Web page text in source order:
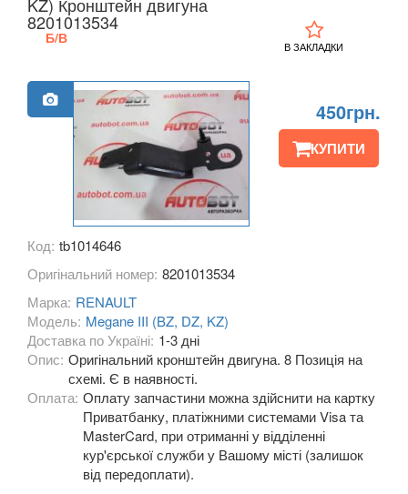
KIA
LAND ROVER
LEXUS
MAZDA
MINI
MITSUBISHI keyboard_arrow_down
NISSAN keyboard_arrow_down
PEUGEOT
KZ) Кронштейн двигуна
8201013534
Б/В
450грн.
КУПИТИ
В ЗАКЛАДКИ
Код: tb1014646
Оригінальний номер: 8201013534
Марка: RENAULT
Модель: Megane III (BZ, DZ, KZ)
Доставка по Україні: 1-3 дні
Опис: Оригінальний кронштейн двигуна. 8 Позиція на
схемі. Є в наявності.
Оплата: Оплату запчастини можна здійснити на картку
Приватбанку, платіжними системами Visa та
MasterCard, при отриманні у відділенні
кур'єрської служби у Вашому місті (залишок
від передоплати).